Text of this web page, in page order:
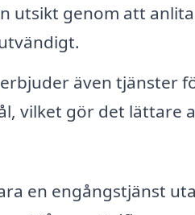
utsikt genom att
även tjänster
vilket gör det lättare
en engångstjänst